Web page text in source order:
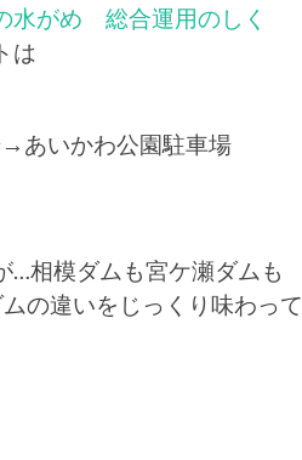
がめ 総合運用のしく
は
あいかわ公園駐車場
…相模ダムも宮ケ瀬ダムも
の違いをじっくり味わって